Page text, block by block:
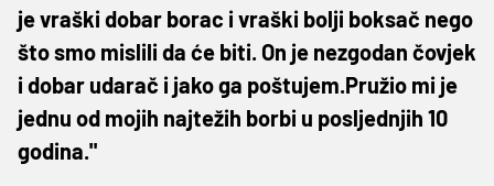
je vraški dobar borac i vraški bolji boksač nego
što smo mislili da će biti. On je nezgodan čovjek
i dobar udarač i jako ga poštujem.Pružio mi je
jednu od mojih najtežih borbi u posljednjih 10
godina."